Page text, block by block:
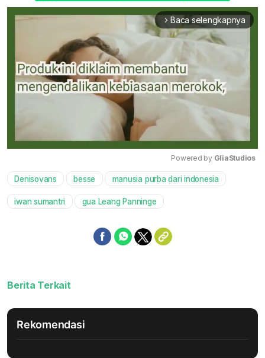
arrow_forward_ios Baca selengkapnya
Mute
Powered by GliaStudios
Denisovans besse manusia purba dari indonesia
iwan sumantri gua Leang Panninge
Berita Terkait
Rekomendasi